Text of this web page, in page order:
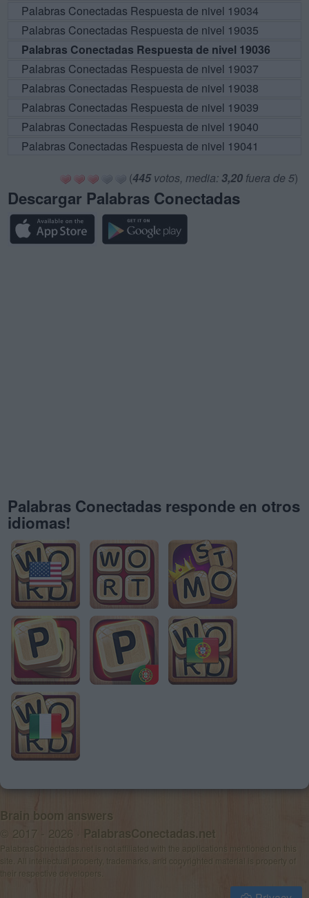
Palabras Conectadas Respuesta de nivel 19034
Palabras Conectadas Respuesta de nivel 19035
Palabras Conectadas Respuesta de nivel 19036
Palabras Conectadas Respuesta de nivel 19037
Palabras Conectadas Respuesta de nivel 19038
Palabras Conectadas Respuesta de nivel 19039
Palabras Conectadas Respuesta de nivel 19040
Palabras Conectadas Respuesta de nivel 19041
(445votos, media: 3,20 fuera de 5)
Descargar Palabras Conectadas
Palabras Conectadas responde en otros
idiomas!
Brain boom answers
© 2017 - 2026 · PalabrasConectadas.net
PalabrasConectadas.net is not affiliated with the applications mentioned on this
site. All intellectual property, trademarks, and copyrighted material is property of